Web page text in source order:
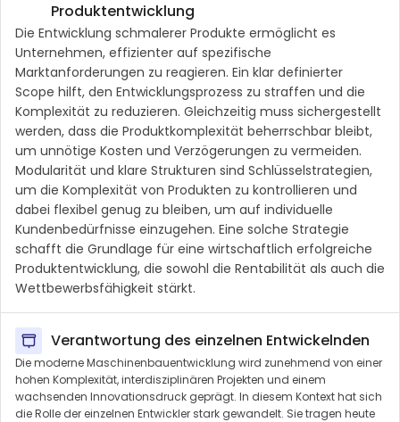
Produktentwicklung
Die Entwicklung schmalerer Produkte ermöglicht es
Unternehmen, effizienter auf spezifische
Marktanforderungen zu reagieren. Ein klar definierter
Scope hilft, den Entwicklungsprozess zu straffen und die
Komplexität zu reduzieren. Gleichzeitig muss sichergestellt
werden, dass die Produktkomplexität beherrschbar bleibt,
um unnötige Kosten und Verzögerungen zu vermeiden.
Modularität und klare Strukturen sind Schlüsselstrategien,
um die Komplexität von Produkten zu kontrollieren und
dabei flexibel genug zu bleiben, um auf individuelle
Kundenbedürfnisse einzugehen. Eine solche Strategie
schafft die Grundlage für eine wirtschaftlich erfolgreiche
Produktentwicklung, die sowohl die Rentabilität als auch die
Wettbewerbsfähigkeit stärkt.
Verantwortung des einzelnen Entwickelnden
Die moderne Maschinenbauentwicklung wird zunehmend von einer
hohen Komplexität, interdisziplinären Projekten und einem
wachsenden Innovationsdruck geprägt. In diesem Kontext hat sich
die Rolle der einzelnen Entwickler stark gewandelt. Sie tragen heute